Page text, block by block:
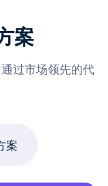
案
过市场领先的代
案